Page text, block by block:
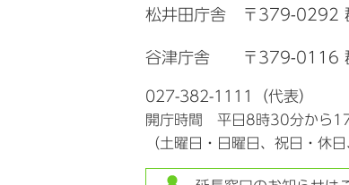
松井田庁舎 〒379-0292
谷津庁舎 〒379-0116
027-382-1111（代表）
開庁時間 平日8時30分から
（土曜日・日曜日、祝日・休